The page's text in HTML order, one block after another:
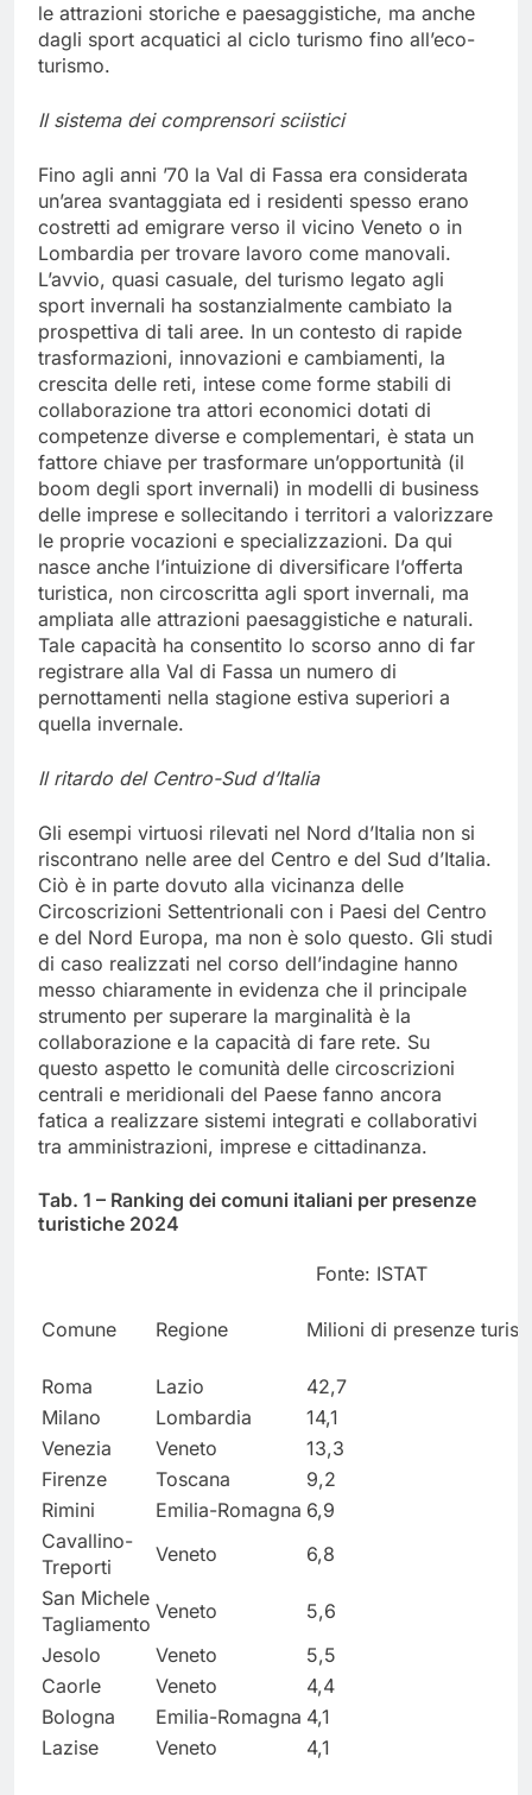
le attrazioni storiche e paesaggistiche, ma anche
dagli sport acquatici al ciclo turismo fino all’eco-
turismo.
Il sistema dei comprensori sciistici
Fino agli anni ’70 la Val di Fassa era considerata
un’area svantaggiata ed i residenti spesso erano
costretti ad emigrare verso il vicino Veneto o in
Lombardia per trovare lavoro come manovali.
L’avvio, quasi casuale, del turismo legato agli
sport invernali ha sostanzialmente cambiato la
prospettiva di tali aree. In un contesto di rapide
trasformazioni, innovazioni e cambiamenti, la
crescita delle reti, intese come forme stabili di
collaborazione tra attori economici dotati di
competenze diverse e complementari, è stata un
fattore chiave per trasformare un’opportunità (il
boom degli sport invernali) in modelli di business
delle imprese e sollecitando i territori a valorizzare
le proprie vocazioni e specializzazioni. Da qui
nasce anche l’intuizione di diversificare l’offerta
turistica, non circoscritta agli sport invernali, ma
ampliata alle attrazioni paesaggistiche e naturali.
Tale capacità ha consentito lo scorso anno di far
registrare alla Val di Fassa un numero di
pernottamenti nella stagione estiva superiori a
quella invernale.
Il ritardo del Centro-Sud d’Italia
Gli esempi virtuosi rilevati nel Nord d’Italia non si
riscontrano nelle aree del Centro e del Sud d’Italia.
Ciò è in parte dovuto alla vicinanza delle
Circoscrizioni Settentrionali con i Paesi del Centro
e del Nord Europa, ma non è solo questo. Gli studi
di caso realizzati nel corso dell’indagine hanno
messo chiaramente in evidenza che il principale
strumento per superare la marginalità è la
collaborazione e la capacità di fare rete. Su
questo aspetto le comunità delle circoscrizioni
centrali e meridionali del Paese fanno ancora
fatica a realizzare sistemi integrati e collaborativi
tra amministrazioni, imprese e cittadinanza.
Tab. 1 – Ranking dei comuni italiani per presenze
turistiche 2024
Comune Regione Milioni di presenze
Roma Lazio
42,7
Milano
Lombardia
14,1
Venezia
Veneto
13,3
Firenze
Toscana
9,2
Rimini
Emilia-Romagna 6,9
Cavallino-
Treporti
Veneto
6,8
San Michele
Tagliamento
Veneto
5,6
Jesolo
Veneto
5,5
Caorle
Veneto
4,4
Bologna
Emilia-Romagna 4,1
Lazise
Veneto 4,1
Fonte: ISTAT